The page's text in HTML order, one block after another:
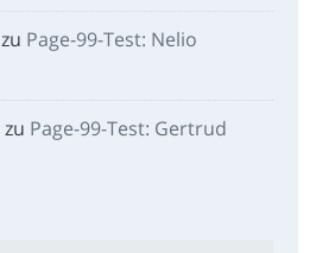
zu Page-99-Test: Nelio
zu Page-99-Test: Gertrud